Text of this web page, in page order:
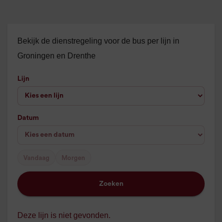
Bekijk de dienstregeling voor de bus per lijn in
Groningen en Drenthe
Lijn
Datum
Vandaag Morgen
Zoeken
Deze lijn is niet gevonden.